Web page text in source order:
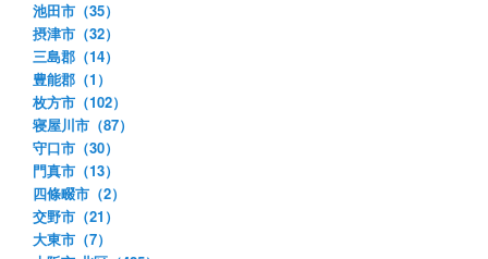
池田市（35）
摂津市（32）
三島郡（14）
豊能郡（1）
枚方市（102）
寝屋川市（87）
守口市（30）
門真市（13）
四條畷市（2）
交野市（21）
大東市（7）